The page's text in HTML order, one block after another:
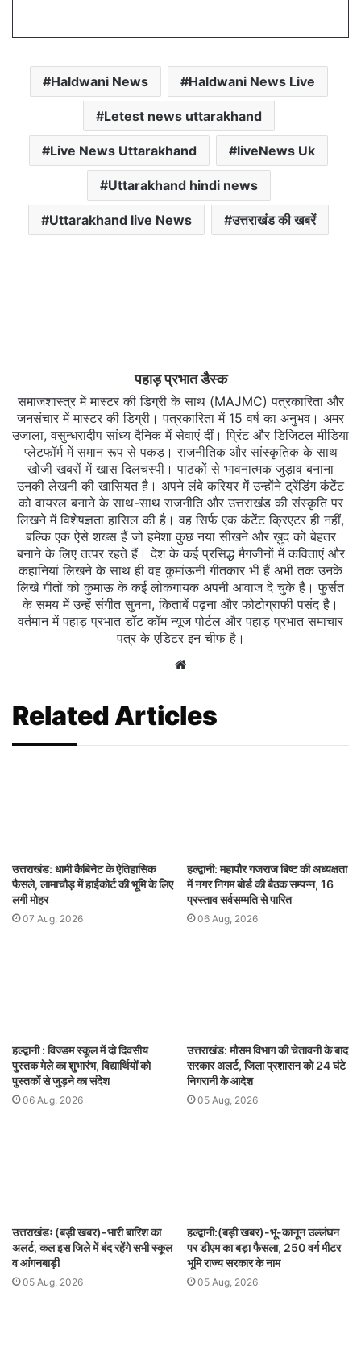
Haldwani News Haldwani News Live
Letest news uttarakhand
Live News Uttarakhand liveNews Uk
Uttarakhand hindi news
Uttarakhand live News उत्तराखंड की खबरें
पहाड़ प्रभात डैस्क
समाजशास्त्र में मास्टर की डिग्री के साथ (MAJMC) पत्रकारिता और
जनसंचार में मास्टर की डिग्री। पत्रकारिता में 15 वर्ष का अनुभव। अमर
उजाला, वसुन्धरादीप सांध्य दैनिक में सेवाएं दीं। प्रिंट और डिजिटल मीडिया
प्लेटफॉर्म में समान रूप से पकड़। राजनीतिक और सांस्कृतिक के साथ
खोजी खबरों में खास दिलचस्‍पी। पाठकों से भावनात्मक जुड़ाव बनाना
उनकी लेखनी की खासियत है। अपने लंबे करियर में उन्होंने ट्रेंडिंग कंटेंट
को वायरल बनाने के साथ-साथ राजनीति और उत्तराखंड की संस्कृति पर
लिखने में विशेषज्ञता हासिल की है। वह सिर्फ एक कंटेंट क्रिएटर ही नहीं,
बल्कि एक ऐसे शख्स हैं जो हमेशा कुछ नया सीखने और ख़ुद को बेहतर
बनाने के लिए तत्पर रहते हैं। देश के कई प्रसिद्ध मैगजीनों में कविताएं और
कहानियां लिखने के साथ ही वह कुमांऊनी गीतकार भी हैं अभी तक उनके
लिखे गीतों को कुमांऊ के कई लोकगायक अपनी आवाज दे चुके है। फुर्सत
के समय में उन्हें संगीत सुनना, किताबें पढ़ना और फोटोग्राफी पसंद है।
वर्तमान में पहाड़ प्रभात डॉट कॉम न्यूज पोर्टल और पहाड़ प्रभात समाचार
पत्र के एडिटर इन चीफ है।
Website
Related Articles
उत्तराखंड: धामी कैबिनेट के ऐतिहासिक
फैसले, लामाचौड़ में हाईकोर्ट की भूमि के लिए
लगी मोहर
07 Aug, 2026
हल्द्वानी: महापौर गजराज बिष्ट की अध्यक्षता
में नगर निगम बोर्ड की बैठक सम्पन्न, 16
प्रस्ताव सर्वसम्मति से पारित
06 Aug, 2026
हल्द्वानी : विज्डम स्कूल में दो दिवसीय
पुस्तक मेले का शुभारंभ, विद्यार्थियों को
पुस्तकों से जुड़ने का संदेश
06 Aug, 2026
उत्तराखंड: मौसम विभाग की चेतावनी के बाद
सरकार अलर्ट, जिला प्रशासन को 24 घंटे
निगरानी के आदेश
05 Aug, 2026
उत्तराखंडः (बड़ी खबर)-भारी बारिश का
अलर्ट, कल इस जिले में बंद रहेंगे सभी स्कूल
व आंगनबाड़ी
05 Aug, 2026
हल्द्वानी:(बड़ी खबर)-भू-कानून उल्लंघन
पर डीएम का बड़ा फैसला, 250 वर्ग मीटर
भूमि राज्य सरकार के नाम
05 Aug, 2026